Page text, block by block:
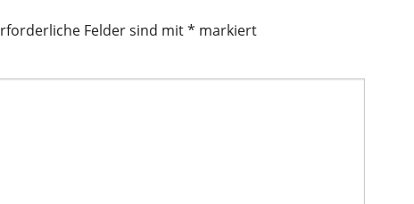
Felder sind mit* markiert